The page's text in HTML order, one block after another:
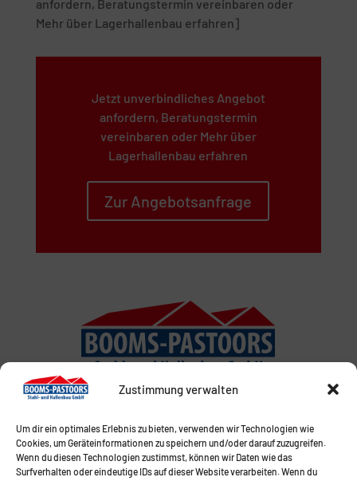
Zustimmung verwalten
Um dir ein optimales Erlebnis zu bieten, verwenden wir Technologien wie
Cookies, um Geräteinformationen zu speichern und/oder darauf zuzugreifen.
Wenn du diesen Technologien zustimmst, können wir Daten wie das
Surfverhalten oder eindeutige IDs auf dieser Website verarbeiten. Wenn du
anfordern, Beratungstermin vereinbaren oder
Mehr über Lagerhallenbau erfahren]
Jetzt unverbindliches Angebot
anfordern, Beratungstermin
vereinbaren oder Mehr über
Lagerhallenbau erfahren
Zur Angebotsanfrage